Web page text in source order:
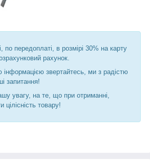
по передоплаті, в розмірі 30% на карту
рахунок.
звертайтесь, ми з радістю
запитання!
увагу, на те, що при отриманні,
цілісність товару!